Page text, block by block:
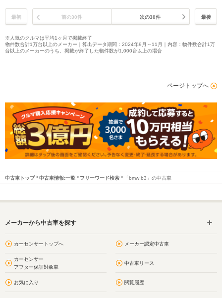
最初 前の30件 次の30件 最後
※人気のクルマは平均1ヶ月で掲載終了
物件数合計1万台以上のメーカー｜算出データ期間：2024年9月～11月｜内容：物件数合計1万
台以上のメーカーのうち、掲載が終了した物件数が1,000台以上の場合
ページトップへ
中古車トップ 中古車情報:一覧 フリーワード検索 「bmw b3」の中古車
メーカーから中古車を探す
カーセンサートップへ メーカー認定中古車
カーセンサー
アフター保証対象車
中古車リース
お気に入り 閲覧履歴